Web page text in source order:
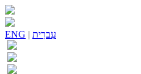
ENG | עִברִית